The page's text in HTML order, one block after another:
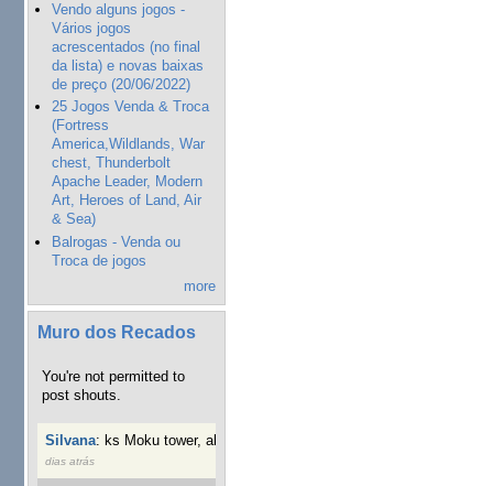
Vendo alguns jogos -
Vários jogos
acrescentados (no final
da lista) e novas baixas
de preço (20/06/2022)
25 Jogos Venda & Troca
(Fortress
America,Wildlands, War
chest, Thunderbolt
Apache Leader, Modern
Art, Heroes of Land, Air
& Sea)
Balrogas - Venda ou
Troca de jogos
more
Muro dos Recados
You're not permitted to
post shouts.
Silvana: ks Moku tower, alguém interessado?
dias atrás